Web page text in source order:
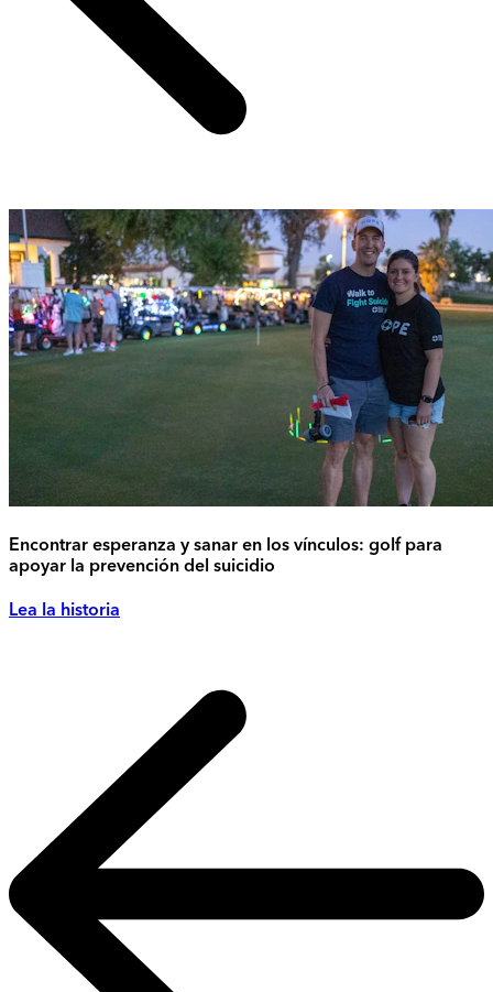
Encontrar esperanza y sanar en los vínculos: golf para
apoyar la prevención del suicidio
Lea la historia